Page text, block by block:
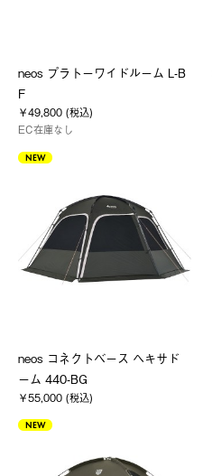
neos プラトーワイドルーム L-B
F
￥49,800 (税込)
EC在庫なし
NEW
neos コネクトベース ヘキサド
ーム 440-BG
￥55,000 (税込)
NEW